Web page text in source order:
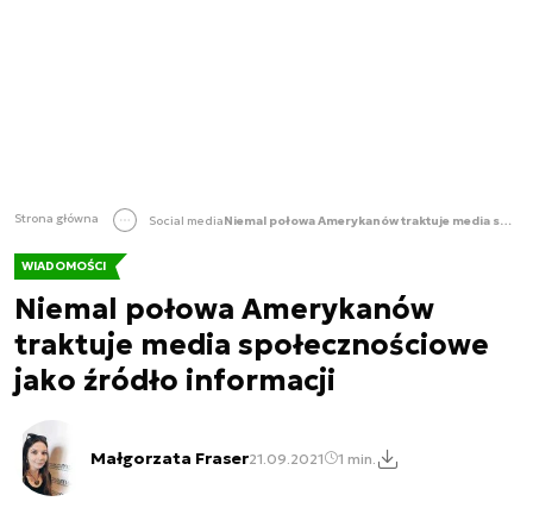
Strona główna Social media Niemal połowa Amerykanów traktuje media społecznościowe jako źródło informacji
WIADOMOŚCI
Niemal połowa Amerykanów
traktuje media społecznościowe
jako źródło informacji
Małgorzata Fraser21.09.2021 1 min.